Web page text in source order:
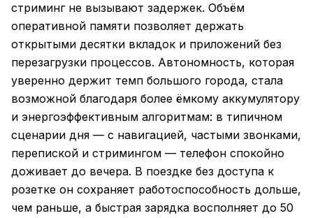
стриминг не вызывают задержек. Объём
оперативной памяти позволяет держать
открытыми десятки вкладок и приложений без
перезагрузки процессов. Автономность, которая
уверенно держит темп большого города, стала
возможной благодаря более ёмкому аккумулятору
и энергоэффективным алгоритмам: в типичном
сценарии дня — с навигацией, частыми звонками,
перепиской и стримингом — телефон спокойно
доживает до вечера. В поездке без доступа к
розетке он сохраняет работоспособность дольше,
чем раньше, а быстрая зарядка восполняет до 50